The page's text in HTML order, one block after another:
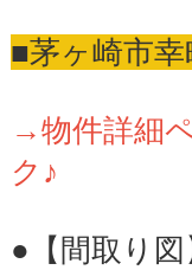
■茅ヶ崎市
→物件詳細
ク♪
●【間取り図